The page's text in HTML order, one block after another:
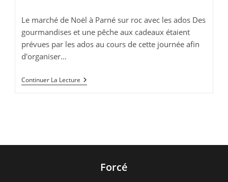
lecture :
Le marché de Noël à Parné sur roc avec les ados Des
gourmandises et une pêche aux cadeaux étaient
prévues par les ados au cours de cette journée afin
d'organiser…
Continuer La Lecture Les
Ados
Forcé